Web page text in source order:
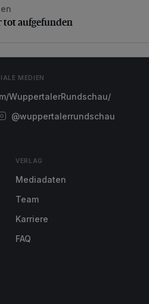
aufgefunden
tot aufgefunden
MEDIEN
WuppertalerRundschau/
@wuppertalerrundschau
VERLAG
Mediadaten
Team
Karriere
FAQ